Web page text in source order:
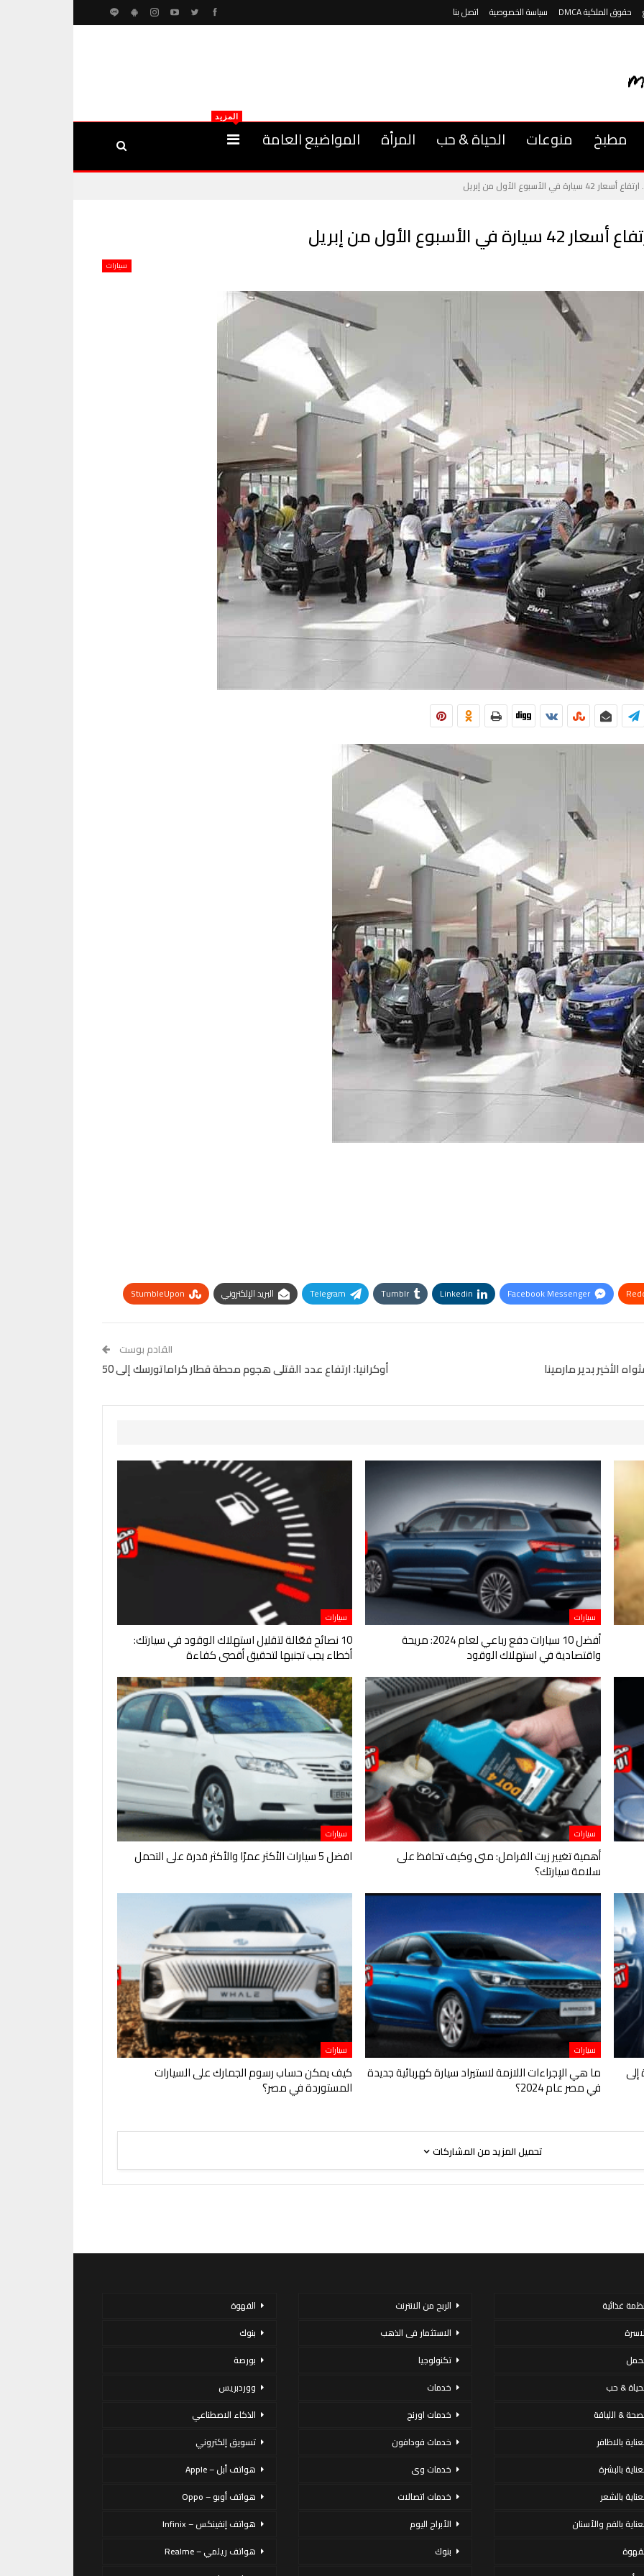
حقوق الملكية DMCA سياسة الخصوصية اتصل بنا
مطبخ منوعات الحياة & حب المرأة المواضيع العامة
المزيد
سيارات
Facebook Messenger
Linkedin
Tumblr
Telegram البريد الإلكتروني
StumbleUpon
الأخير بدير مارمينا
القادم بوست
أوكرانيا: ارتفاع عدد القتلى هجوم محطة قطار كراماتورسك إلى 50
سيارات
أفضل 10 سيارات دفع رباعي لعام 2024: مريحة
واقتصادية في استهلاك الوقود
سيارات
10 نصائح فعّالة لتقليل استهلاك الوقود في سيارتك:
أخطاء يجب تجنبها لتحقيق أقصى كفاءة
سيارات
أهمية تغيير زيت الفرامل: متى وكيف تحافظ على
سلامة سيارتك؟
سيارات
افضل 5 سيارات الأكثر عمرًا والأكثر قدرة على التحمل
سيارات
ما هي الإجراءات اللازمة لاستيراد سيارة كهربائية جديدة
في مصر عام 2024؟
سيارات
كيف يمكن حساب رسوم الجمارك على السيارات
المستوردة في مصر؟
تحميل المزيد من المشاركات
غذائية
& حب
& اللياقة
بالاظافر
بالبشرة
بالشعر
بالفم والأسنان
الربح من الانترنت
الاستثمار فى الذهب
تكنولوجيا
خدمات
خدمات اورنج
خدمات فودافون
خدمات وى
خدمات اتصالات
الأبراج اليوم
بنوك
القهوة
بنوك
بورصة
ووردبريس
الذكاء الاصطناعي
تسويق إلكتروني
هواتف أبل – Apple
هواتف أوبو – Oppo
هواتف إنفينكس – Infinix
هواتف ريلمي – Realme